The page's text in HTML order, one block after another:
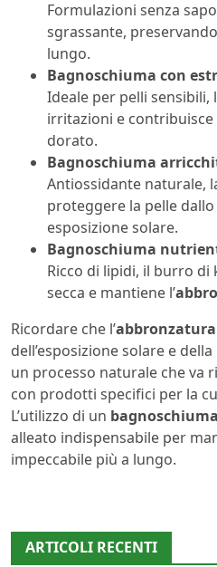
Formulazioni senza
sgrassante, preservando
lungo.
Bagnoschiuma con
Ideale per pelli sensibili,
irritazioni e
dorato.
Bagnoschiuma
Antiossidante naturale,
proteggere la pelle
esposizione solare.
Bagnoschiuma
Ricco di lipidi, il burro
secca e mantiene l’
Ricordare che l’abbronzatura
dell’esposizione solare e
un processo naturale che va
con prodotti specifici per la
L’utilizzo di un
alleato indispensabile per
impeccabile più a lungo.
ARTICOLI RECENTI